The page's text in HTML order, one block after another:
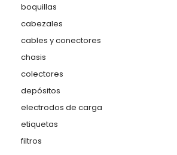
boquillas
cabezales
cables y conectores
chasis
colectores
depósitos
electrodos de carga
etiquetas
filtros